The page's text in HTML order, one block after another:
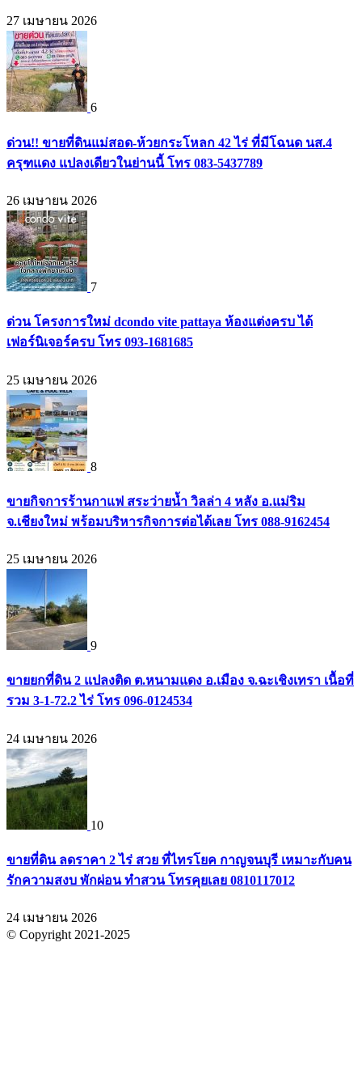
27 เมษายน 2026
6
ด่วน!! ขายที่ดินแม่สอด-ห้วยกระโหลก 42 ไร่ ที่มีโฉนด นส.4
ครุฑแดง แปลงเดียวในย่านนี้ โทร 083-5437789
26 เมษายน 2026
7
ด่วน โครงการใหม่ dcondo vite pattaya ห้องแต่งครบ ได้
เฟอร์นิเจอร์ครบ โทร 093-1681685
25 เมษายน 2026
8
ขายกิจการร้านกาแฟ สระว่ายน้ำ วิลล่า 4 หลัง อ.แม่ริม
จ.เชียงใหม่ พร้อมบริหารกิจการต่อได้เลย โทร 088-9162454
25 เมษายน 2026
9
ขายยกที่ดิน 2 แปลงติด ต.หนามแดง อ.เมือง จ.ฉะเชิงเทรา เนื้อที่
รวม 3-1-72.2 ไร่ โทร 096-0124534
24 เมษายน 2026
10
ขายที่ดิน ลดราคา 2 ไร่ สวย ที่ไทรโยค กาญจนบุรี เหมาะกับคน
รักความสงบ พักผ่อน ทำสวน โทรคุยเลย 0810117012
24 เมษายน 2026
© Copyright 2021-2025